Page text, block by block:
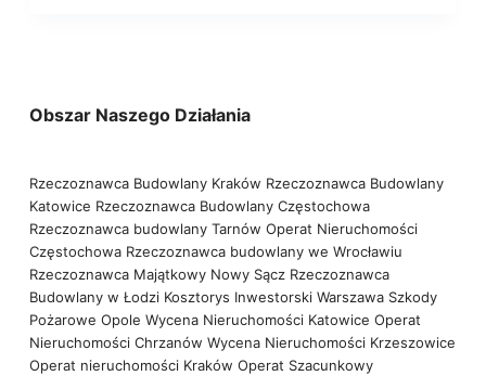
Obszar Naszego Działania
Rzeczoznawca Budowlany Kraków Rzeczoznawca Budowlany
Katowice Rzeczoznawca Budowlany Częstochowa
Rzeczoznawca budowlany Tarnów Operat Nieruchomości
Częstochowa Rzeczoznawca budowlany we Wrocławiu
Rzeczoznawca Majątkowy Nowy Sącz Rzeczoznawca
Budowlany w Łodzi Kosztorys Inwestorski Warszawa Szkody
Pożarowe Opole Wycena Nieruchomości Katowice Operat
Nieruchomości Chrzanów Wycena Nieruchomości Krzeszowice
Operat nieruchomości Kraków Operat Szacunkowy